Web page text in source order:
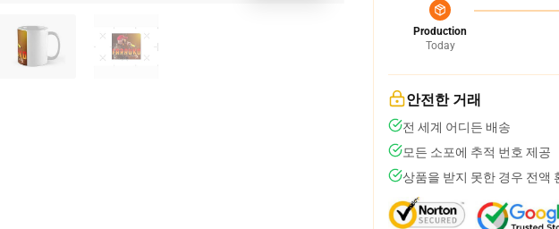
Production
Today
안전한 거래
전 세계 어디든 배송
모든 소포에 추적 번호 제공
상품을 받지 못한 경우 전액